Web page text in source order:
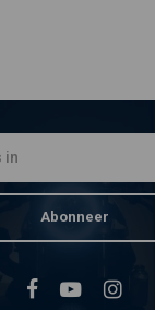
Abonneer